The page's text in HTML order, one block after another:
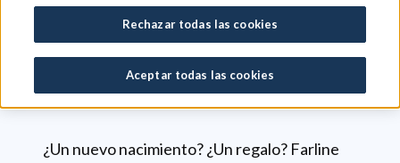
CANASTILLAS
Regalo perfecto
¿Un nuevo nacimiento? ¿Un regalo? Farline
Rechazar todas las cookies
Aceptar todas las cookies